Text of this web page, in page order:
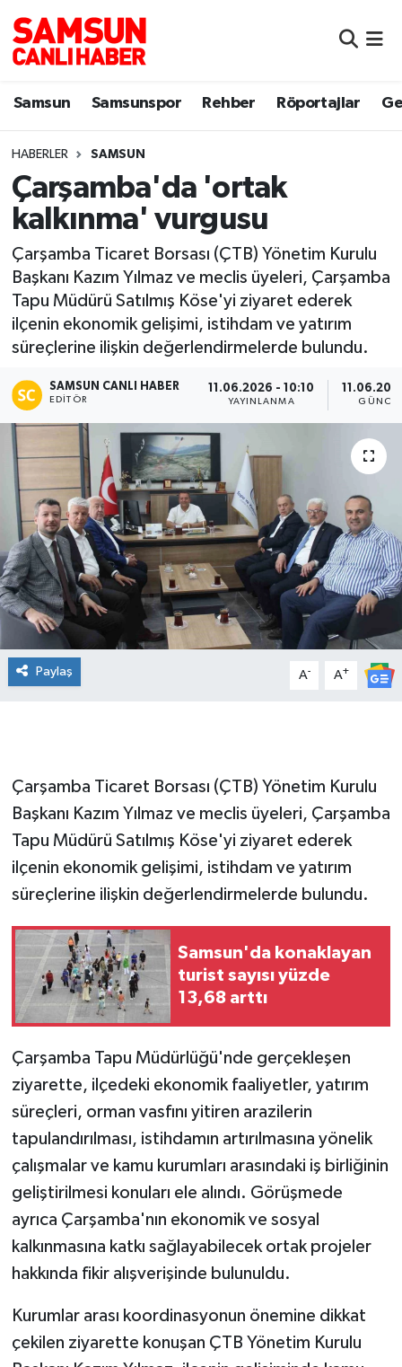
Samsun Samsunspor Rehber Röportajlar
HABERLER SAMSUN
Çarşamba'da 'ortak
kalkınma' vurgusu
Çarşamba Ticaret Borsası (ÇTB) Yönetim Kurulu
Başkanı Kazım Yılmaz ve meclis üyeleri, Çarşamba
Tapu Müdürü Satılmış Köse'yi ziyaret ederek
ilçenin ekonomik gelişimi, istihdam ve yatırım
süreçlerine ilişkin değerlendirmelerde bulundu.
SAMSUN CANLI HABER
EDITÖR
11.06.2026 - 10:10
YAYINLANMA
Paylaş A- A+
Çarşamba Ticaret Borsası (ÇTB) Yönetim Kurulu
Başkanı Kazım Yılmaz ve meclis üyeleri, Çarşamba
Tapu Müdürü Satılmış Köse'yi ziyaret ederek
ilçenin ekonomik gelişimi, istihdam ve yatırım
süreçlerine ilişkin değerlendirmelerde bulundu.
Samsun'da konaklayan
turist sayısı yüzde
13,68 arttı
Çarşamba Tapu Müdürlüğü'nde gerçekleşen
ziyarette, ilçedeki ekonomik faaliyetler, yatırım
süreçleri, orman vasfını yitiren arazilerin
tapulandırılması, istihdamın artırılmasına yönelik
çalışmalar ve kamu kurumları arasındaki iş birliğinin
geliştirilmesi konuları ele alındı. Görüşmede
ayrıca Çarşamba'nın ekonomik ve sosyal
kalkınmasına katkı sağlayabilecek ortak projeler
hakkında fikir alışverişinde bulunuldu.
Kurumlar arası koordinasyonun önemine dikkat
çekilen ziyarette konuşan ÇTB Yönetim Kurulu
Samsun
Sokak Röportajları
Genel
Dünya
Eğitim
Sağlık
Yemek
Manşet Haberi
Samsun Nöbetçi Eczaneler
Samsun Hava Durumu
Samsun Namaz Vakitleri
Samsun Trafik Yoğunluk Haritası
Süper Lig Puan Durumu ve Fikstür
Tüm Manşetler
Son Dakika Haberleri
Haber Arşivi